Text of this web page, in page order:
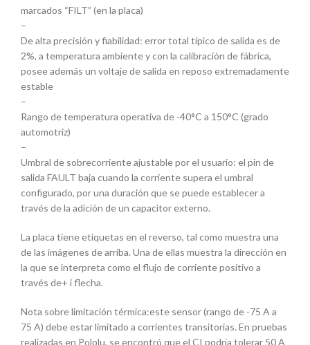
marcados “FILT” (en la placa)
–
De alta precisión y fiabilidad: error total típico de salida es de
2%, a temperatura ambiente y con la calibración de fábrica,
posee además un voltaje de salida en reposo extremadamente
estable
–
Rango de temperatura operativa de -40°C a 150°C (grado
automotriz)
–
Umbral de sobrecorriente ajustable por el usuario: el pin de
salida FAULT baja cuando la corriente supera el umbral
configurado, por una duración que se puede establecer a
través de la adición de un capacitor externo.
La placa tiene etiquetas en el reverso, tal como muestra una
de las imágenes de arriba. Una de ellas muestra la dirección en
la que se interpreta como el flujo de corriente positivo a
través de+ i flecha.
Nota sobre limitación térmica:este sensor (rango de -75 A a
75 A) debe estar limitado a corrientes transitorias. En pruebas
realizadas en Pololu, se encontró que el CI podría tolerar 50 A